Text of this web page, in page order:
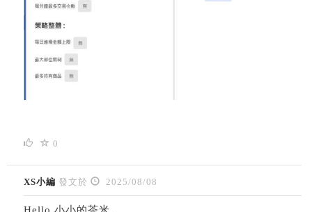
0
XS小編 發文於 2025/08/08